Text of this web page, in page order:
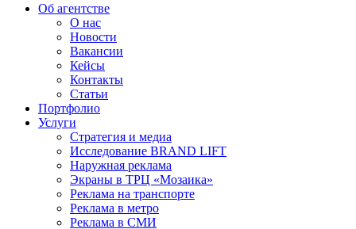
Об агентстве
О нас
Новости
Вакансии
Кейсы
Контакты
Статьи
Портфолио
Услуги
Стратегия и медиа
Исследование BRAND LIFT
Наружная реклама
Экраны в ТРЦ «Мозаика»
Реклама на транспорте
Реклама в метро
Реклама в СМИ